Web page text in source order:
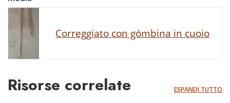
Correggiato con gómbina in cuoio
Risorse correlate ESPANDI TUTTO